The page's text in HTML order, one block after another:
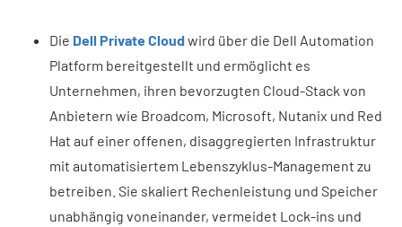
Die Dell Private Cloudwird über die Dell Automation
Platform bereitgestellt und ermöglicht es
Unternehmen, ihren bevorzugten Cloud-Stack von
Anbietern wie Broadcom, Microsoft, Nutanix und Red
Hat auf einer offenen, disaggregierten Infrastruktur
mit automatisiertem Lebenszyklus-Management zu
betreiben. Sie skaliert Rechenleistung und Speicher
unabhängig voneinander, vermeidet Lock-ins und